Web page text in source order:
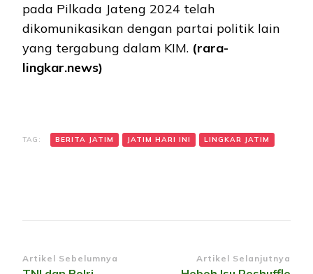
pada Pilkada Jateng 2024 telah
dikomunikasikan dengan partai politik lain
yang tergabung dalam KIM. (rara-
lingkar.news)
TAG: BERITA JATIM JATIM HARI INI LINGKAR JATIM
Navigasi
Artikel Sebelumnya Artikel Selanjutnya